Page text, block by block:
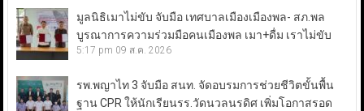
มูลนิธิเมาไม่ขับ จับมือ เทศบาลเมืองเมืองพล- สภ.พล
บูรณาการความร่วมมือคนเมืองพล เมา+ดื่ม เราไม่ขับ
5:17 pm 09 ส.ค. 2026
รพ.พญาไท 3 จับมือ สนท. จัดอบรมการช่วยชีวิตขั้นพื้น
ฐาน CPR ให้นักเรียนรร.วัดนวลนรดิศ เพิ่มโอกาสรอด